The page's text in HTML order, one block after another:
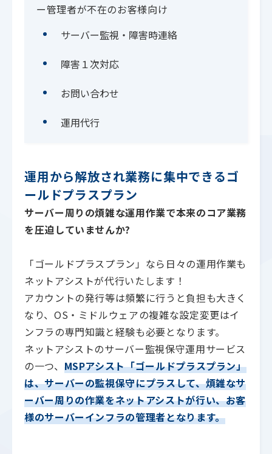
ー管理者が不在のお客様向け
サーバー監視・障害時連絡
障害１次対応
お問い合わせ
運用代行
運用から解放され業務に集中できるゴ
ールドプラスプラン
サーバー周りの煩雑な運用作業で本来のコア業務
を圧迫していませんか?
「ゴールドプラスプラン」なら日々の運用作業も
ネットアシストが代行いたします！
アカウントの発行等は頻繁に行うと負担も大きく
なり、OS・ミドルウェアの複雑な設定変更はイ
ンフラの専門知識と経験も必要となります。
ネットアシストのサーバー監視保守運用サービス
の一つ、 MSPアシスト「ゴールドプラスプラン」
は、サーバーの監視保守にプラスして、煩雑なサ
ーバー周りの作業をネットアシストが行い、お客
様のサーバーインフラの管理者となります。